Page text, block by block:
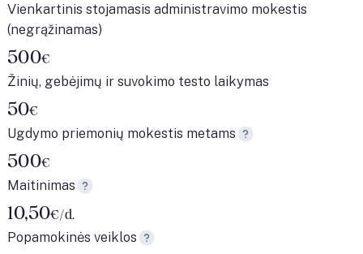
Vienkartinis stojamasis administravimo mokestis
(negrąžinamas)
500€
Žinių, gebėjimų ir suvokimo testo laikymas
50€
Ugdymo priemonių mokestis metams
500€
Maitinimas
10,50€/d.
Popamokinės veiklos